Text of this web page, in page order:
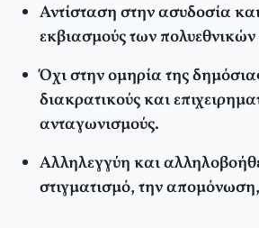
Αντίσταση στην ασυδοσία
εκβιασμούς των
Όχι στην ομηρία της
διακρατικούς και
ανταγωνισμούς.
Αλληλεγγύη και
στιγματισμό, την